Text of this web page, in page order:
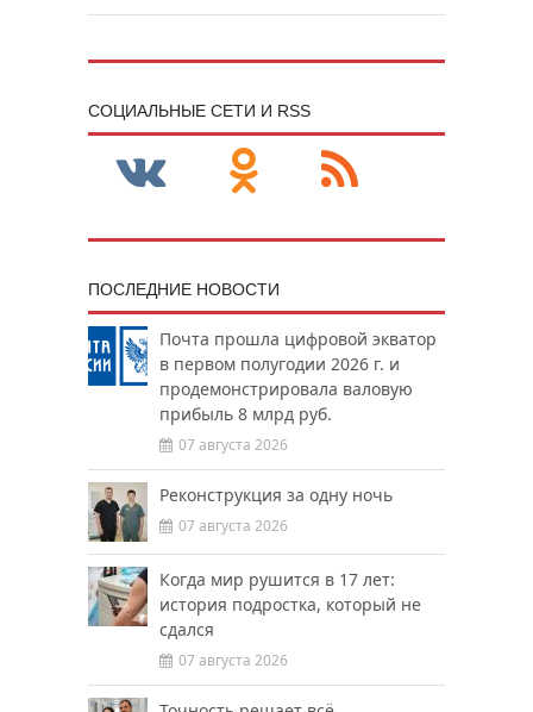
CОЦИАЛЬНЫЕ СЕТИ И RSS
ПОСЛЕДНИЕ НОВОСТИ
Почта прошла цифровой экватор
в первом полугодии 2026 г. и
продемонстрировала валовую
прибыль 8 млрд руб.
07 августа 2026
Реконструкция за одну ночь
07 августа 2026
Когда мир рушится в 17 лет:
история подростка, который не
сдался
07 августа 2026